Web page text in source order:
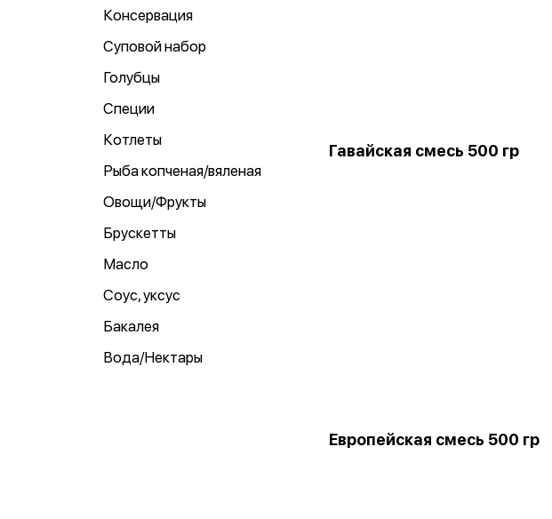
Консервация
Суповой набор
Голубцы
Специи
Котлеты
Рыба копченая/вяленая
Овощи/Фрукты
Брускетты
Масло
Соус, уксус
Бакалея
Вода/Нектары
Гавайская смесь 500 гр
Европейская смесь 500 гр